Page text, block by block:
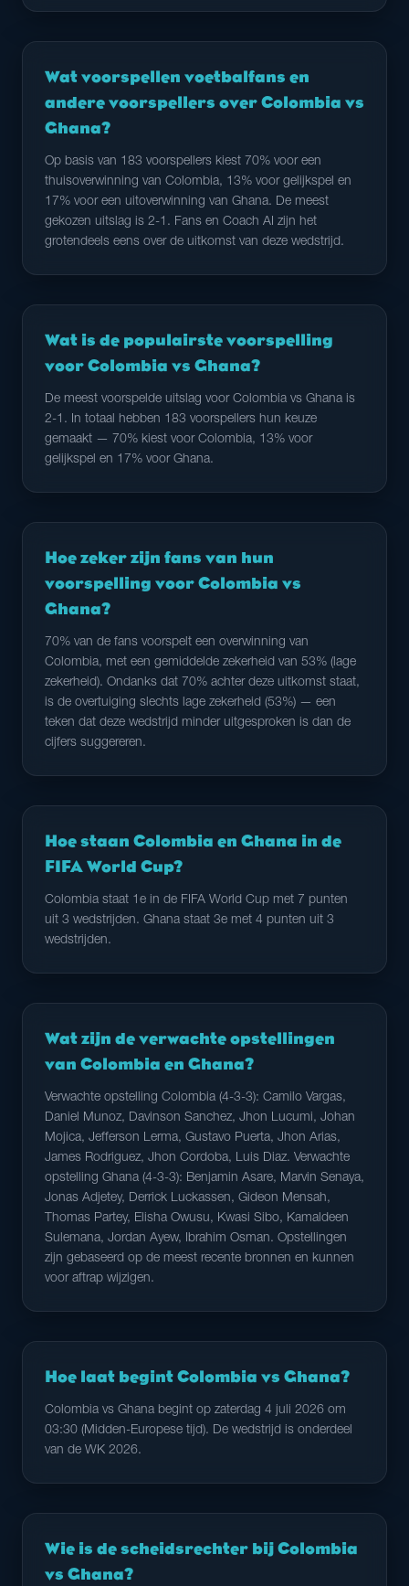
Wat voorspellen voetbalfans en
andere voorspellers over Colombia vs
Ghana?
Op basis van 183 voorspellers kiest 70% voor een
thuisoverwinning van Colombia, 13% voor gelijkspel en
17% voor een uitoverwinning van Ghana. De meest
gekozen uitslag is 2-1. Fans en Coach AI zijn het
grotendeels eens over de uitkomst van deze wedstrijd.
Wat is de populairste voorspelling
voor Colombia vs Ghana?
De meest voorspelde uitslag voor Colombia vs Ghana is
2-1. In totaal hebben 183 voorspellers hun keuze
gemaakt — 70% kiest voor Colombia, 13% voor
gelijkspel en 17% voor Ghana.
Hoe zeker zijn fans van hun
voorspelling voor Colombia vs
Ghana?
70% van de fans voorspelt een overwinning van
Colombia, met een gemiddelde zekerheid van 53% (lage
zekerheid). Ondanks dat 70% achter deze uitkomst staat,
is de overtuiging slechts lage zekerheid (53%) — een
teken dat deze wedstrijd minder uitgesproken is dan de
cijfers suggereren.
Hoe staan Colombia en Ghana in de
FIFA World Cup?
Colombia staat 1e in de FIFA World Cup met 7 punten
uit 3 wedstrijden. Ghana staat 3e met 4 punten uit 3
wedstrijden.
Wat zijn de verwachte opstellingen
van Colombia en Ghana?
Verwachte opstelling Colombia (4-3-3): Camilo Vargas,
Daniel Munoz, Davinson Sanchez, Jhon Lucumi, Johan
Mojica, Jefferson Lerma, Gustavo Puerta, Jhon Arias,
James Rodriguez, Jhon Cordoba, Luis Diaz. Verwachte
opstelling Ghana (4-3-3): Benjamin Asare, Marvin Senaya,
Jonas Adjetey, Derrick Luckassen, Gideon Mensah,
Thomas Partey, Elisha Owusu, Kwasi Sibo, Kamaldeen
Sulemana, Jordan Ayew, Ibrahim Osman. Opstellingen
zijn gebaseerd op de meest recente bronnen en kunnen
voor aftrap wijzigen.
Hoe laat begint Colombia vs Ghana?
Colombia vs Ghana begint op zaterdag 4 juli 2026 om
03:30 (Midden-Europese tijd). De wedstrijd is onderdeel
van de WK 2026.
Wie is de scheidsrechter bij Colombia
vs Ghana?